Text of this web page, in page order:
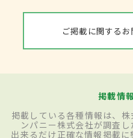
ご掲載に関する
掲載情
掲載している各種情報は、
ンパニー株式会社が調査し
出来るだけ正確な情報掲載